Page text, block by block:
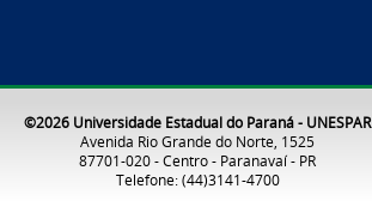
©2026 Universidade Estadual do Paraná - UNESPAR
Avenida Rio Grande do Norte, 1525
87701-020 - Centro - Paranavaí - PR
Telefone: (44)3141-4700